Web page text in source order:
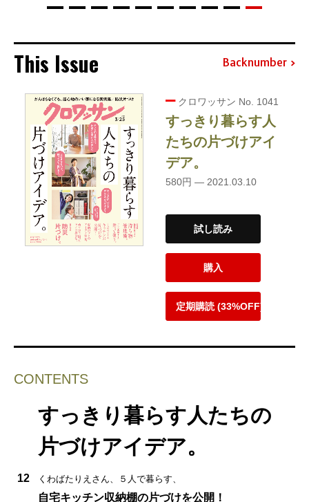
This Issue Backnumber
クロワッサン No. 1041
すっきり暮らす人
たちの片づけアイ
デア。
580円 — 2021.03.10
試し読み
購入
定期購読 (33%OFF)
CONTENTS
すっきり暮らす人たちの
片づけアイデア。
12 くわばたりえさん、５人で暮らす、
自宅キッチン収納棚の片づけを公開！